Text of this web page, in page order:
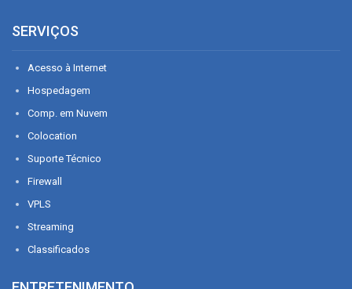
SERVIÇOS
Acesso à Internet
Hospedagem
Comp. em Nuvem
Colocation
Suporte Técnico
Firewall
VPLS
Streaming
Classificados